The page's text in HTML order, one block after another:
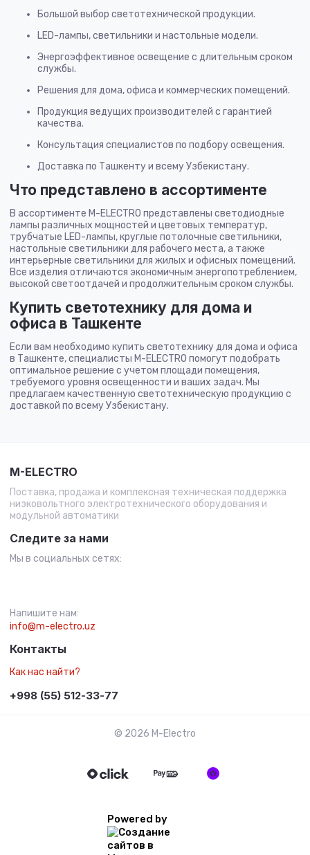
Большой выбор светотехнической продукции.
LED-лампы, светильники и настольные модели.
Энергоэффективное освещение с длительным сроком
службы.
Решения для дома, офиса и коммерческих помещений.
Продукция ведущих производителей с гарантией
качества.
Консультация специалистов по подбору освещения.
Доставка по Ташкенту и всему Узбекистану.
Что представлено в ассортименте
В ассортименте M-ELECTRO представлены светодиодные
лампы различных мощностей и цветовых температур,
трубчатые LED-лампы, круглые потолочные светильники,
настольные светильники для рабочего места, а также
интерьерные светильники для жилых и офисных помещений.
Все изделия отличаются экономичным энергопотреблением,
высокой светоотдачей и продолжительным сроком службы.
Купить светотехнику для дома и
офиса в Ташкенте
Если вам необходимо купить светотехнику для дома и офиса
в Ташкенте, специалисты M-ELECTRO помогут подобрать
оптимальное решение с учетом площади помещения,
требуемого уровня освещенности и ваших задач. Мы
предлагаем качественную светотехническую продукцию с
доставкой по всему Узбекистану.
M-ELECTRO
Поставка, продажа и комплексная техническая поддержка
низковольтного электротехнического оборудования и
модульной автоматики
Следите за нами
Мы в социальных сетях:
Напишите нам:
info@m-electro.uz
Контакты
Как нас найти?
+998 (55) 512-33-77
© 2026 M-Electro
Powered by